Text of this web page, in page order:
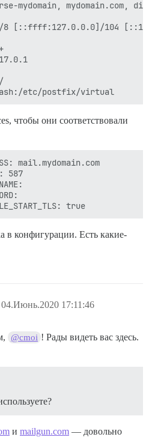
mydomain, mydomain.com,
8 [::ffff:127.0.0.0]/104
чтобы они соответствовали
mail.mydomain.com
587
в конфигурации. Есть какие-
04.Июнь.2020 17:11:46
@cmoi ! Рады видеть вас здесь.
и mailgun.com — довольно